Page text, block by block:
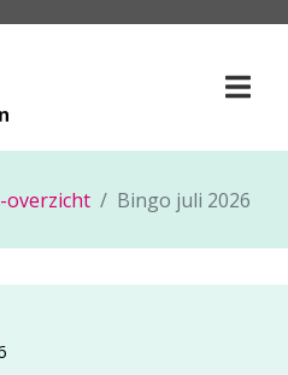
overzicht Bingo juli 2026